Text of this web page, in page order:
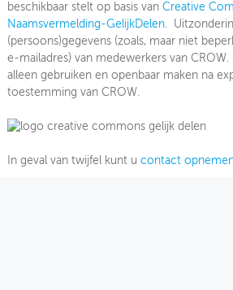
MIJN PROFIEL
GEBRUIKER
beschikbaar stelt op basis van Creative
Naamsvermelding-GelijkDelen.
(persoons)gegevens (zoals, maar niet
e-mailadres) van medewerkers van
alleen gebruiken en openbaar maken na
toestemming van CROW.
In geval van twijfel kunt u contact